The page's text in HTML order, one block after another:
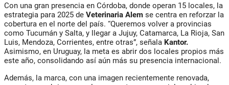
Con una gran presencia en Córdoba, donde operan 15 locales, la
estrategia para 2025 de Veterinaria Alem se centra en reforzar la
cobertura en el norte del país. “Queremos volver a provincias
como Tucumán y Salta, y llegar a Jujuy, Catamarca, La Rioja, San
Luis, Mendoza, Corrientes, entre otras”, señala Kantor.
Asimismo, en Uruguay, la meta es abrir dos locales propios más
este año, consolidando así aún más su presencia internacional.
Además, la marca, con una imagen recientemente renovada,